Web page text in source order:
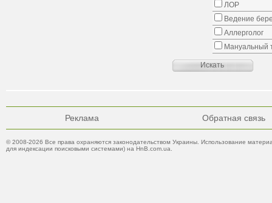
ЛОР
Ведение
Аллерголог
Мануальный
Реклама Обратная связь
© 2008-2026 Все права охраняются законодательством Украины. Использование
для индексации поисковыми системами) на HnB.com.ua.